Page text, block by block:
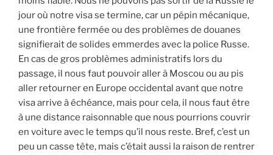
jour où notre visa se termine, car un pépin mécanique,
une frontière fermée ou des problèmes de douanes
signifierait de solides emmerdes avec la police Russe.
En cas de gros problèmes administratifs lors du
passage, il nous faut pouvoir aller à Moscou ou au pis
aller retourner en Europe occidental avant que notre
visa arrive à échéance, mais pour cela, il nous faut être
à une distance raisonnable que nous pourrions couvrir
en voiture avec le temps qu’il nous reste. Bref, c’est un
peu un casse tête, mais c’était aussi la raison de rentrer